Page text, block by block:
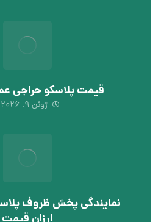
قیمت پلاسکو حراجی
ژوئن ۹, ۲۰۲۶
نمایندگی پخش ظروف